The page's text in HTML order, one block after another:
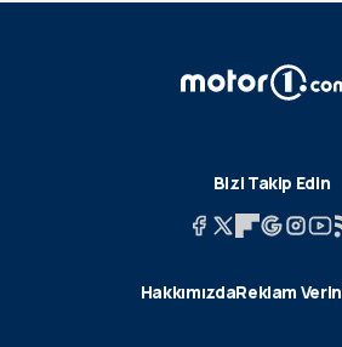
Bizi Takip Edin
HakkımızdaReklam Verin